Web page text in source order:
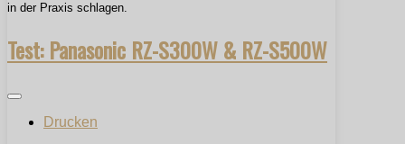
in der Praxis schlagen.
Test: Panasonic RZ-S300W & RZ-S500W
Drucken